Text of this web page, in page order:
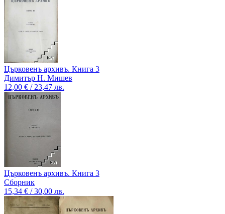
Църковенъ архивъ. Книга 3
Димитър Н. Мишев
12,00 € / 23,47 лв.
Църковенъ архивъ. Книга 3
Сборник
15,34 € / 30,00 лв.